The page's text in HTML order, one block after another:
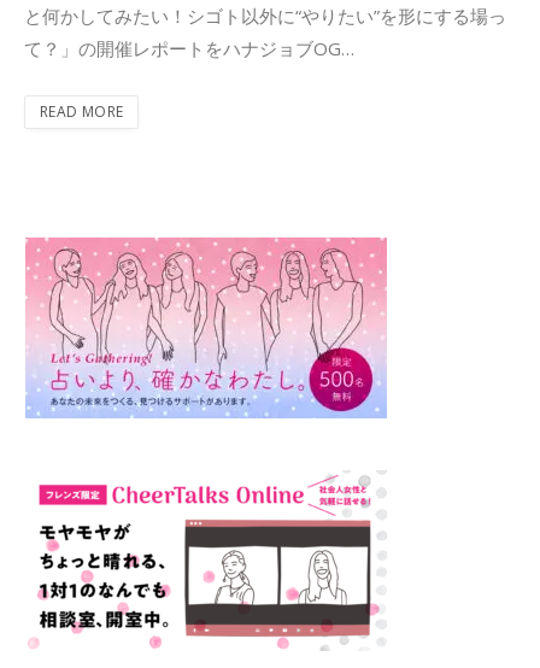
と何かしてみたい！シゴト以外に“やりたい”を形にする場っ
て？」の開催レポートをハナジョブOG…
READ MORE